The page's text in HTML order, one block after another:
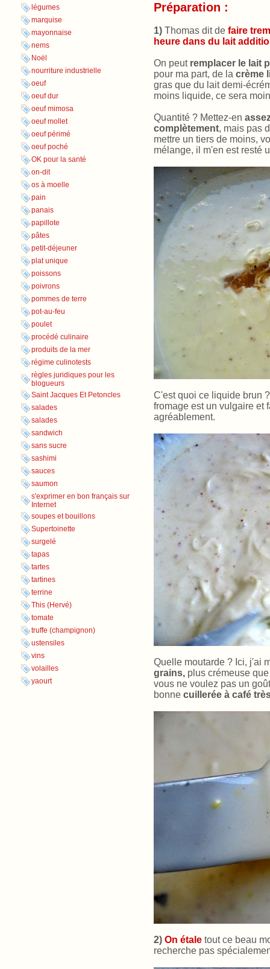
légumes
marquise
mayonnaise
nems
Noël
nourriture industrielle
oeuf
oeuf dur
oeuf mimosa
oeuf mollet
oeuf périmé
oeuf poché
OK pour la santé
on-dit
os à moelle
pain
panais
papillote
pâtes
petit-déjeuner
plat unique
poissons
poivrons
pommes de terre
pot-au-feu
poulet
procédé culinaire
produits de la mer
régime culinotests
règles juridiques pour les
blogueurs
Saint Jacques Et Petoncles
salades
salades
sandwich
sans sucre
sashimi
sauces
saumon
s'exprimer en bon français sur
Internet
soupes et bouillons
Supertoinette
surgelé
tapas
tartes
tartines
terrine
This (Hervé)
tomate
truffe (champignon)
ustensiles
vins
volailles
yaourt
Préparation :
1) Thomas dit de faire
heure dans du lait
On peut remplacer le lait
pour ma part, de la crème
gras que du lait demi-
moins liquide, ce sera
Quantité ? Mettez-en
complètement, mais pas
mettre un tiers de moins,
mélange, il m'en est resté
C'est quoi ce liquide brun
fromage est un vulgaire et
agréablement.
Quelle moutarde ? Ici, j'ai
grains, plus crémeuse
vous ne voulez pas un
bonne cuillerée à café
2) On étale tout ce beau
recherche pas